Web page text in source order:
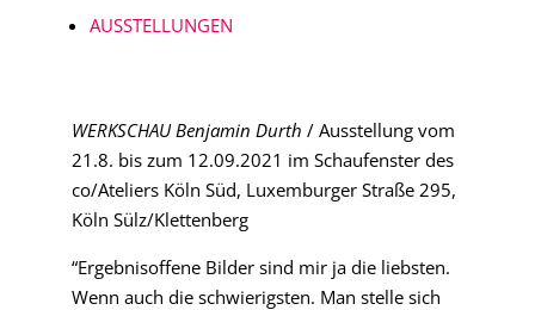
AUSSTELLUNGEN
WERKSCHAU Benjamin Durth / Ausstellung vom
21.8. bis zum 12.09.2021 im Schaufenster des
co/Ateliers Köln Süd, Luxemburger Straße 295,
Köln Sülz/Klettenberg
“Ergebnisoffene Bilder sind mir ja die liebsten.
Wenn auch die schwierigsten. Man stelle sich